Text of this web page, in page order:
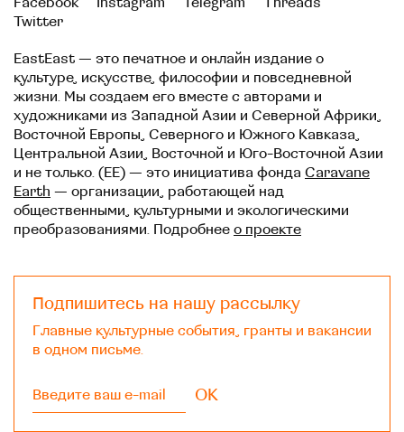
Twitter
EastEast — это печатное и онлайн издание о
культуре, искусстве, философии и повседневной
жизни. Мы создаем его вместе с авторами и
художниками из Западной Азии и Северной Африки,
Восточной Европы, Северного и Южного Кавказа,
Центральной Азии, Восточной и Юго-Восточной Азии
и не только. (EE) — это инициатива фонда Caravane
Earth — организации, работающей над
общественными, культурными и экологическими
преобразованиями. Подробнее о проекте
Подпишитесь на нашу рассылку
Главные культурные события, гранты и вакансии
в одном письме.
OK